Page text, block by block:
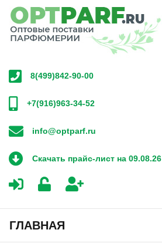
8(499)842-90-00
+7(916)963-34-52
info@optparf.ru
Скачать прайс-лист на 09.08.26
ГЛАВНАЯ